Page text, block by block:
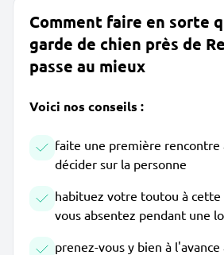
Comment faire en sorte
garde de chien près de
passe au mieux
Voici nos conseils :
faite une première rencontre
décider sur la personne
habituez votre toutou à cette
vous absentez pendant une
prenez-vous y bien à